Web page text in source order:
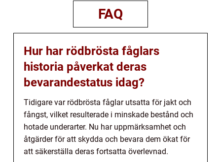
FAQ
Hur har rödbrösta fåglars
historia påverkat deras
bevarandestatus idag?
Tidigare var rödbrösta fåglar utsatta för jakt och
fångst, vilket resulterade i minskade bestånd och
hotade underarter. Nu har uppmärksamhet och
åtgärder för att skydda och bevara dem ökat för
att säkerställa deras fortsatta överlevnad.